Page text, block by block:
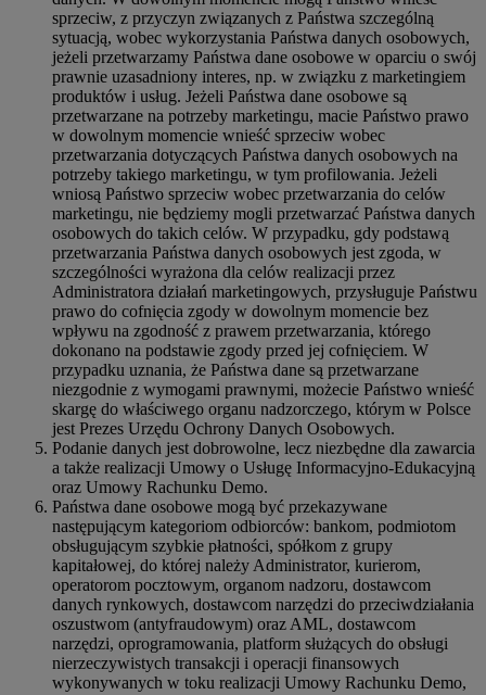
sprzeciw, z przyczyn związanych z Państwa szczególną
sytuacją, wobec wykorzystania Państwa danych osobowych,
jeżeli przetwarzamy Państwa dane osobowe w oparciu o swój
prawnie uzasadniony interes, np. w związku z marketingiem
produktów i usług. Jeżeli Państwa dane osobowe są
przetwarzane na potrzeby marketingu, macie Państwo prawo
w dowolnym momencie wnieść sprzeciw wobec
przetwarzania dotyczących Państwa danych osobowych na
potrzeby takiego marketingu, w tym profilowania. Jeżeli
wniosą Państwo sprzeciw wobec przetwarzania do celów
marketingu, nie będziemy mogli przetwarzać Państwa danych
osobowych do takich celów. W przypadku, gdy podstawą
przetwarzania Państwa danych osobowych jest zgoda, w
szczególności wyrażona dla celów realizacji przez
Administratora działań marketingowych, przysługuje Państwu
prawo do cofnięcia zgody w dowolnym momencie bez
wpływu na zgodność z prawem przetwarzania, którego
dokonano na podstawie zgody przed jej cofnięciem. W
przypadku uznania, że Państwa dane są przetwarzane
niezgodnie z wymogami prawnymi, możecie Państwo wnieść
skargę do właściwego organu nadzorczego, którym w Polsce
jest Prezes Urzędu Ochrony Danych Osobowych.
Podanie danych jest dobrowolne, lecz niezbędne dla zawarcia
a także realizacji Umowy o Usługę Informacyjno-Edukacyjną
oraz Umowy Rachunku Demo.
Państwa dane osobowe mogą być przekazywane
następującym kategoriom odbiorców: bankom, podmiotom
obsługującym szybkie płatności, spółkom z grupy
kapitałowej, do której należy Administrator, kurierom,
operatorom pocztowym, organom nadzoru, dostawcom
danych rynkowych, dostawcom narzędzi do przeciwdziałania
oszustwom (antyfraudowym) oraz AML, dostawcom
narzędzi, oprogramowania, platform służących do obsługi
nierzeczywistych transakcji i operacji finansowych
wykonywanych w toku realizacji Umowy Rachunku Demo,